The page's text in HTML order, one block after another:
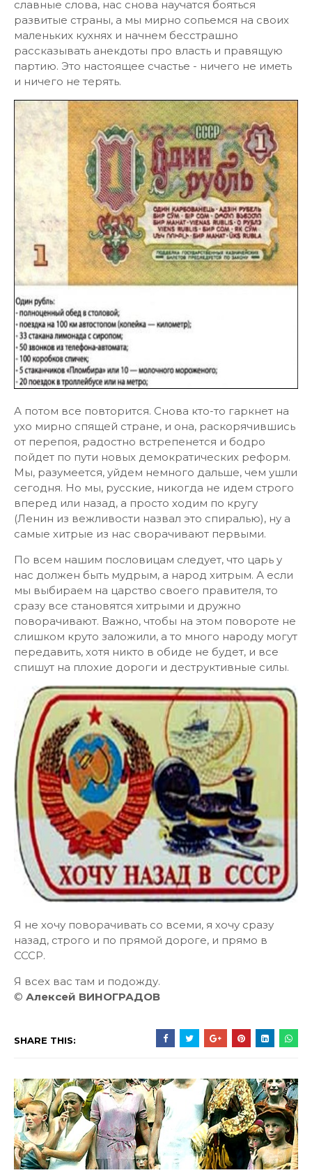
славные слова, нас снова научатся бояться
развитые страны, а мы мирно сопьемся на своих
маленьких кухнях и начнем бесстрашно
рассказывать анекдоты про власть и правящую
партию. Это настоящее счастье - ничего не иметь
и ничего не терять.
А потом все повторится. Снова кто-то гаркнет на
ухо мирно спящей стране, и она, раскорячившись
от перепоя, радостно встрепенется и бодро
пойдет по пути новых демократических реформ.
Мы, разумеется, уйдем немного дальше, чем ушли
сегодня. Но мы, русские, никогда не идем строго
вперед или назад, а просто ходим по кругу
(Ленин из вежливости назвал это спиралью), ну а
самые хитрые из нас сворачивают первыми.
По всем нашим пословицам следует, что царь у
нас должен быть мудрым, а народ хитрым. А если
мы выбираем на царство своего правителя, то
сразу все становятся хитрыми и дружно
поворачивают. Важно, чтобы на этом повороте не
слишком круто заложили, а то много народу могут
передавить, хотя никто в обиде не будет, и все
спишут на плохие дороги и деструктивные силы.
Я не хочу поворачивать со всеми, я хочу сразу
назад, строго и по прямой дороге, и прямо в
СССР.
Я всех вас там и подожду.
© Алексей ВИНОГРАДОВ
SHARE THIS: